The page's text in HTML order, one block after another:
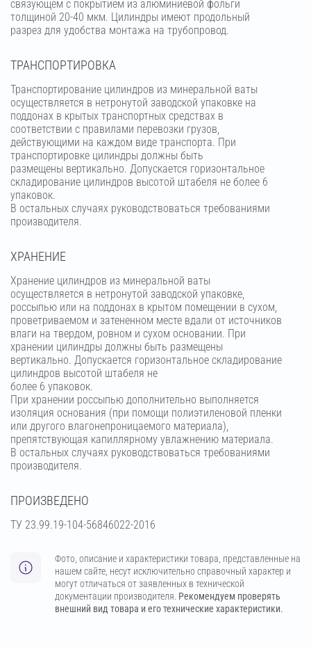
связующем с покрытием из алюминиевой фольги
толщиной 20-40 мкм. Цилиндры имеют продольный
разрез для удобства монтажа на трубопровод.
ТРАНСПОРТИРОВКА
Транспортирование цилиндров из минеральной ваты
осуществляется в нетронутой заводской упаковке на
поддонах в крытых транспортных средствах в
соответствии с правилами перевозки грузов,
действующими на каждом виде транспорта. При
транспортировке цилиндры должны быть
размещены вертикально. Допускается горизонтальное
складирование цилиндров высотой штабеля не более 6
упаковок.
В остальных случаях руководствоваться требованиями
производителя.
ХРАНЕНИЕ
Хранение цилиндров из минеральной ваты
осуществляется в нетронутой заводской упаковке,
россыпью или на поддонах в крытом помещении в сухом,
проветриваемом и затененном месте вдали от источников
влаги на твердом, ровном и сухом основании. При
хранении цилиндры должны быть размещены
вертикально. Допускается горизонтальное складирование
цилиндров высотой штабеля не
более 6 упаковок.
При хранении россыпью дополнительно выполняется
изоляция основания (при помощи полиэтиленовой пленки
или другого влагонепроницаемого материала),
препятствующая капиллярному увлажнению материала.
В остальных случаях руководствоваться требованиями
производителя.
ПРОИЗВЕДЕНО
ТУ 23.99.19-104-56846022-2016
Фото, описание и характеристики товара, представленные на
нашем сайте, несут исключительно справочный характер и
могут отличаться от заявленных в технической
документации производителя. Рекомендуем проверять
внешний вид товара и его технические характеристики.